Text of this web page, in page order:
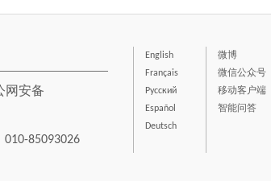
网安备
85093026
English
Français
Русский
Español
Deutsch
微博
微信公众号
移动客户端
智能问答